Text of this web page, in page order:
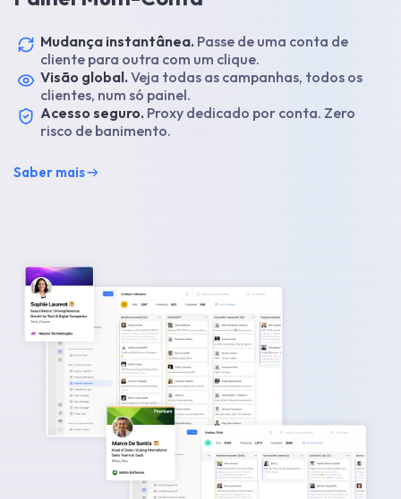
Mudança instantânea. Passe de uma conta de
cliente para outra com um clique.
Visão global. Veja todas as campanhas, todos os
clientes, num só painel.
Acesso seguro. Proxy dedicado por conta. Zero
risco de banimento.
Saber mais